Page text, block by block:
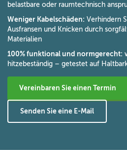
belastbare oder raumtechnisch
Weniger Kabelschäden: Verhindern
Ausfransen und Knicken durch
Materialien
100% funktional und normgerecht:
hitzebeständig – getestet auf
Vereinbaren Sie einen Termin
Senden Sie eine E-Mail